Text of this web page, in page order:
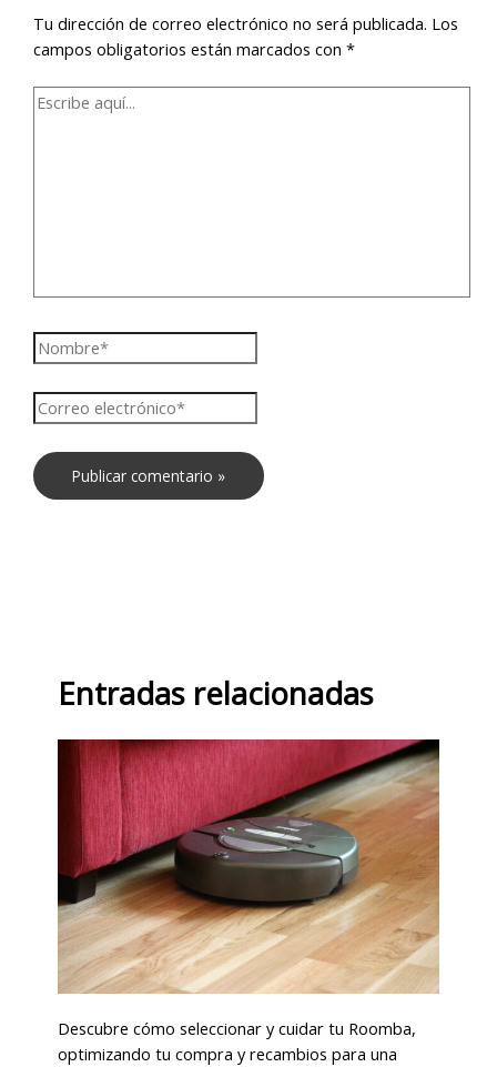
Tu dirección de correo electrónico no será publicada. Los
campos obligatorios están marcados con*
Entradas relacionadas
Descubre cómo seleccionar y cuidar tu Roomba,
optimizando tu compra y recambios para una